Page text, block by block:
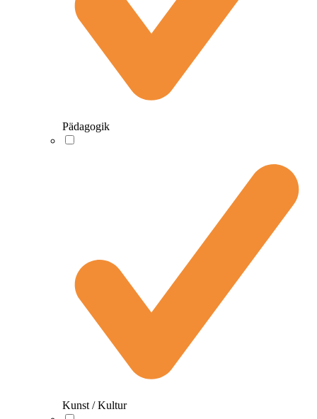
Pädagogik
Kunst / Kultur